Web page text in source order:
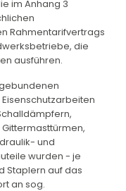
im Anhang 3
Rahmentarifvertrags
die
ausführen.
und
wurden - je
Staplern auf das
an sog.